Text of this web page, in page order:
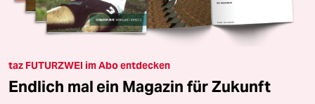
taz FUTURZWEI im Abo entdecken
Endlich mal ein Magazin für Zukunft